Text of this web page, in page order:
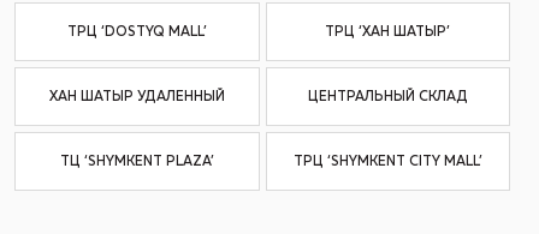
ТРЦ ‘DOSTYQ MALL’ ТРЦ ‘ХАН ШАТЫР’
ХАН ШАТЫР УДАЛЕННЫЙ ЦЕНТРАЛЬНЫЙ СКЛАД
ТЦ ‘SHYMKENT PLAZA’ ТРЦ ‘SHYMKENT CITY MALL’